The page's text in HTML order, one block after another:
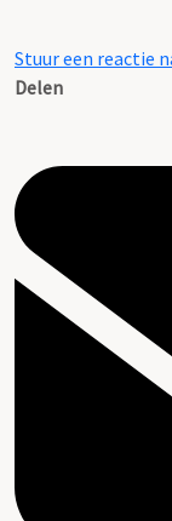
Stuur een reactie
Delen